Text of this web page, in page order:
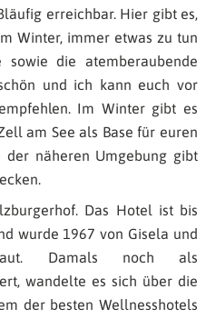
erreichbar. Hier gibt es,
Winter, immer etwas zu tun
die atemberaubende
und ich kann euch vor
Im Winter gibt es
am See als Base für euren
der näheren Umgebung gibt
Das Hotel ist bis
wurde 1967 von Gisela und
Damals noch als
wandelte es sich über die
der besten Wellnesshotels